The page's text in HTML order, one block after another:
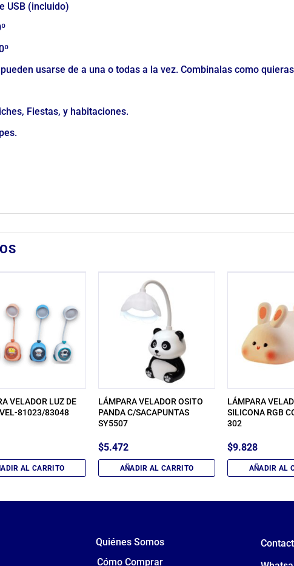
USB (incluido)
usarse de a una o todas a la vez. Combinalas como
Fiestas, y habitaciones.
VELADOR LUZ DE
81023/83048
AL CARRITO
LÁMPARA VELADOR OSITO
PANDA C/SACAPUNTAS
SY5507
$5.472
AÑADIR AL CARRITO
LÁMPARA
SILICONA RGB
302
$9.828
AÑADIR AL
Quiénes Somos
Cómo Comprar